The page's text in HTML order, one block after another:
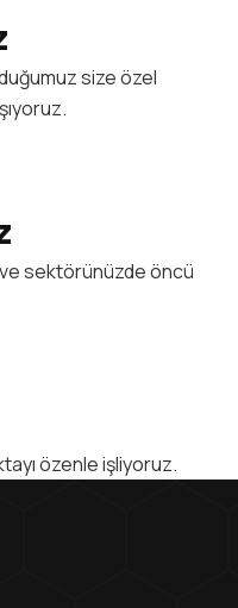
size özel
sektörünüzde öncü
özenle işliyoruz.